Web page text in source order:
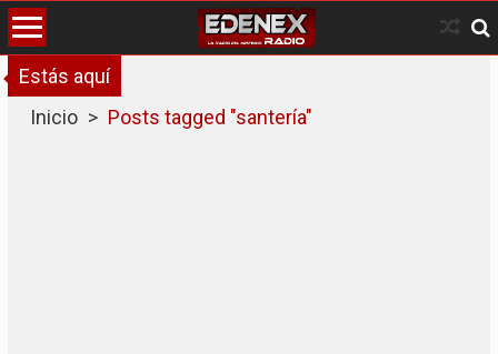
Skip
to
content
Estás aquí
Inicio > Posts tagged "santería"